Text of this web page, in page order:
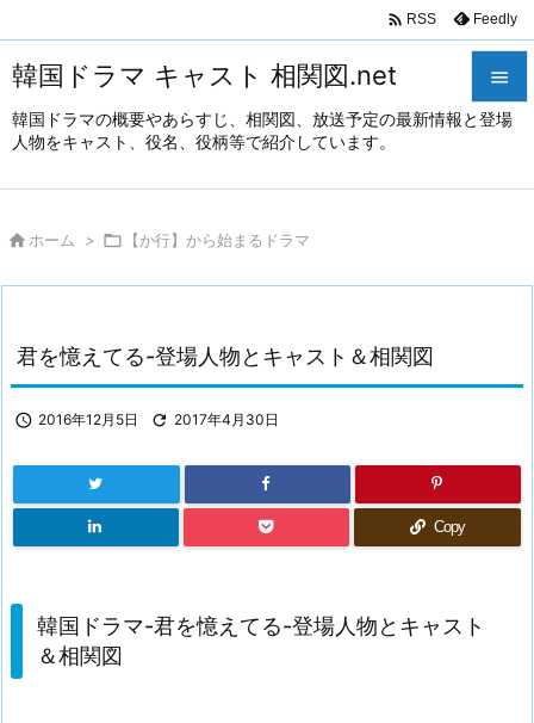
韓国ドラマ キャスト 相関図.net
韓国ドラマの概要やあらすじ、相関図、放送予定の最新情報と登場
人物をキャスト、役名、役柄等で紹介しています。



 RSS Feedly
 ホーム >  【か行】から始まるドラマ
君を憶えてる-登場人物とキャスト＆相関図
 2016年12月5日  2017年4月30日
Copy
韓国ドラマ-君を憶えてる-登場人物とキャスト
＆相関図